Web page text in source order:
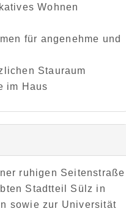
Wohnen
für angenehme und
Stauraum
im Haus
ruhigen Seitenstraße
Stadtteil Sülz in
sowie zur Universität